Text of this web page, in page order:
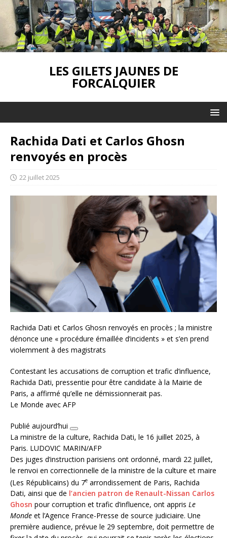
LES GILETS JAUNES DE
FORCALQUIER
Rachida Dati et Carlos Ghosn
renvoyés en procès
22 juillet 2025
Rachida Dati et Carlos Ghosn renvoyés en procès ; la ministre
dénonce une « procédure émaillée d’incidents » et s’en prend
violemment à des magistrats
Contestant les accusations de corruption et trafic d’influence,
Rachida Dati, pressentie pour être candidate à la Mairie de
Paris, a affirmé qu’elle ne démissionnerait pas.
Le Monde avec AFP
Publié aujourd’hui
La ministre de la culture, Rachida Dati, le 16 juillet 2025, à
Paris. LUDOVIC MARIN/AFP
Des juges d’instruction parisiens ont ordonné, mardi 22 juillet,
le renvoi en correctionnelle de la ministre de la culture et maire
(Les Républicains) du 7e arrondissement de Paris, Rachida
Dati, ainsi que de l’ancien patron de Renault-Nissan Carlos
Ghosn pour corruption et trafic d’influence, ont appris Le
Monde et l’Agence France-Presse de source judiciaire. Une
première audience, prévue le 29 septembre, doit permettre de